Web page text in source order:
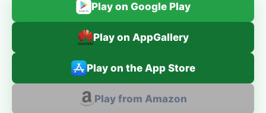
Play on Google Play
Play on AppGallery
Play on the App Store
Play from Amazon